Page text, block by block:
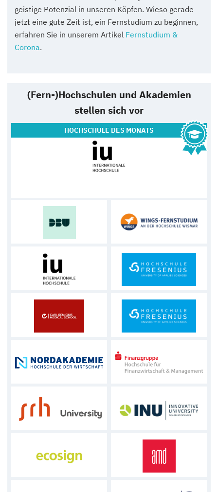
geistige Potenzial in unseren Köpfen. Wieso gerade
jetzt eine gute Zeit ist, ein Fernstudium zu beginnen,
erfahren Sie in unserem Artikel Fernstudium &
Corona.
(Fern-)Hochschulen und Akademien
stellen sich vor
HOCHSCHULE DES MONATS